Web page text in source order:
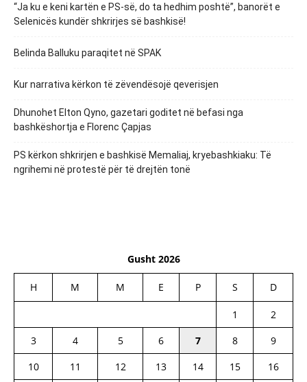
“Ja ku e keni kartën e PS-së, do ta hedhim poshtë”, banorët e
Selenicës kundër shkrirjes së bashkisë!
Belinda Balluku paraqitet në SPAK
Kur narrativa kërkon të zëvendësojë qeverisjen
Dhunohet Elton Qyno, gazetari goditet në befasi nga
bashkëshortja e Florenc Çapjas
PS kërkon shkrirjen e bashkisë Memaliaj, kryebashkiaku: Të
ngrihemi në protestë për të drejtën tonë
Gusht 2026
H M M E P S D
1
2
3
4 5 6 7 8
9
10
11 12 13 14 15
16